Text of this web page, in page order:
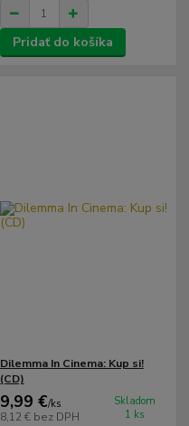
Pridať do košíka
Dilemma In Cinema: Kup si!
(CD)
9,99 €/ks
8,12 € bez DPH
Skladom
1 ks